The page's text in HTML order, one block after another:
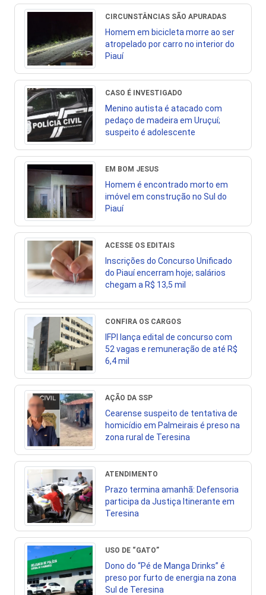
CIRCUNSTÂNCIAS SÃO APURADAS
Homem em bicicleta morre ao ser
atropelado por carro no interior do
Piauí
CASO É INVESTIGADO
Menino autista é atacado com
pedaço de madeira em Uruçuí;
suspeito é adolescente
EM BOM JESUS
Homem é encontrado morto em
imóvel em construção no Sul do
Piauí
ACESSE OS EDITAIS
Inscrições do Concurso Unificado
do Piauí encerram hoje; salários
chegam a R$ 13,5 mil
CONFIRA OS CARGOS
IFPI lança edital de concurso com
52 vagas e remuneração de até R$
6,4 mil
AÇÃO DA SSP
Cearense suspeito de tentativa de
homicídio em Palmeirais é preso na
zona rural de Teresina
ATENDIMENTO
Prazo termina amanhã: Defensoria
participa da Justiça Itinerante em
Teresina
USO DE “GATO”
Dono do “Pé de Manga Drinks” é
preso por furto de energia na zona
Sul de Teresina